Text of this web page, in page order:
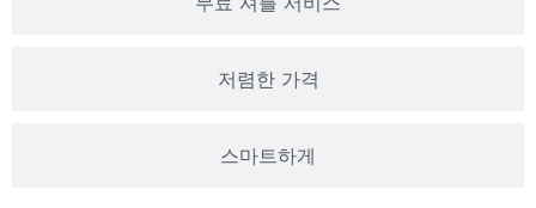
저렴한 가격
스마트하게